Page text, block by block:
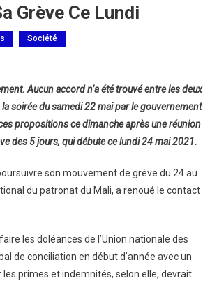
Grève Ce Lundi
Société
Aucun accord n’a été trouvé entre les deux
soirée du samedi 22 mai par le gouvernement
propositions ce dimanche après une réunion
des 5 jours, qui débute ce lundi 24 mai 2021.
son mouvement de grève du 24 au
du patronat du Mali, a renoué le contact
les doléances de l’Union nationale des
de conciliation en début d’année avec un
primes et indemnités, selon elle, devrait